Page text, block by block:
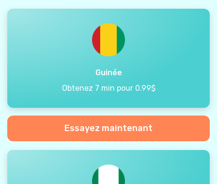
Guinée
Obtenez 7 min pour 0.99$
Essayez maintenant